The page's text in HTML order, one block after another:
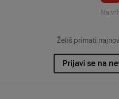
Na
Želiš primati
Prijavi se na